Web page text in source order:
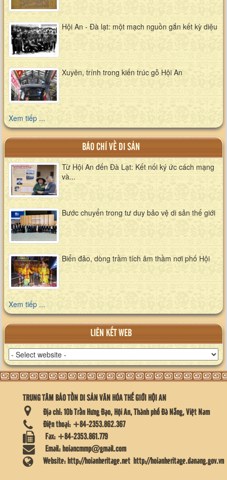
Hội An - Đà lạt: một mạch nguồn gắn kết kỳ diệu
Xuyên, trính trong kiến trúc gỗ Hội An
Xem tiếp ...
BÁO CHÍ VỀ DI SẢN
Từ Hội An đến Đà Lạt: Kết nối ký ức cách mạng
và...
Bước chuyển trong tư duy bảo vệ di sản thế giới
Biển đảo, dòng trầm tích âm thầm nơi phố Hội
Xem tiếp ...
LIÊN KẾT WEB
TRUNG TÂM BẢO TỒN DI SẢN VĂN HÓA THẾ GIỚI HỘI AN
Địa chỉ: 10b Trần Hưng Đạo, Hội An, Thành phố Đà Nẵng, Việt Nam
Điện thoại: +84-2353.862.367
Fax: +84-2353.861.779
Email: hoiancmmp@gmail.com
Website: http://hoianheritage.net http://hoianheritage.danang.gov.vn